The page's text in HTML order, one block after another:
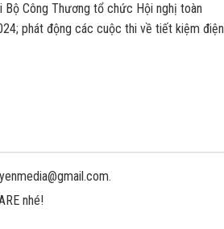
Bộ Công Thương tổ chức Hội nghị toàn
phát động các cuộc thi về tiết kiệm điện
nhé!